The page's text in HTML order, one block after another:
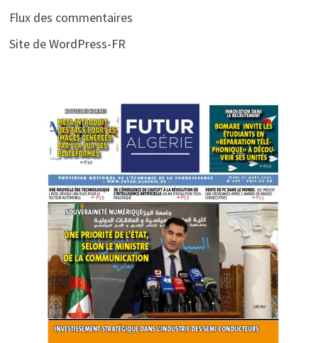
Flux des commentaires
Site de WordPress-FR